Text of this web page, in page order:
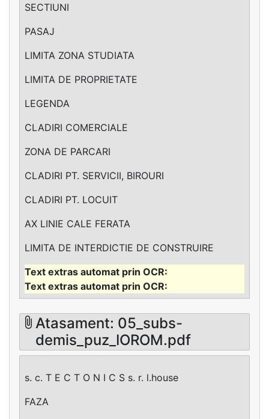
SECTIUNI
PASAJ
LIMITA ZONA STUDIATA
LIMITA DE PROPRIETATE
LEGENDA
CLADIRI COMERCIALE
ZONA DE PARCARI
CLADIRI PT. SERVICII, BIROURI
CLADIRI PT. LOCUIT
AX LINIE CALE FERATA
LIMITA DE INTERDICTIE DE CONSTRUIRE
Atasament: 05_subs-
demis_puz_IOROM.pdf
s. c. T E C T O N I C S s. r. l.house
FAZA